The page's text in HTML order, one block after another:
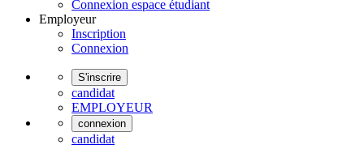
Connexion espace étudiant
Employeur
Inscription
Connexion
S'inscrire
candidat
EMPLOYEUR
connexion
candidat